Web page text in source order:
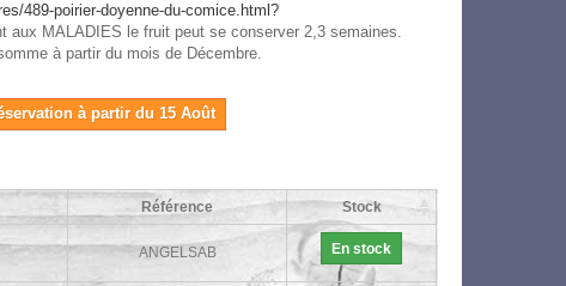
489-poirier-doyenne-du-comice.html?
aux MALADIES le fruit peut se conserver 2,3 semaines.
à partir du mois de Décembre.
à partir du 15 Août
Référence Stock
ANGELSAB En stock